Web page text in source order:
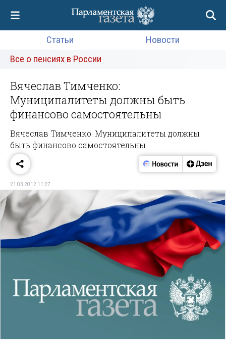
Статьи
Новости
Все о пенсиях в России
Вячеслав Тимченко:
Муниципалитеты должны быть
финансово самостоятельны
Вячеслав Тимченко: Муниципалитеты должны
быть финансово самостоятельны
21.03.2012 11:27